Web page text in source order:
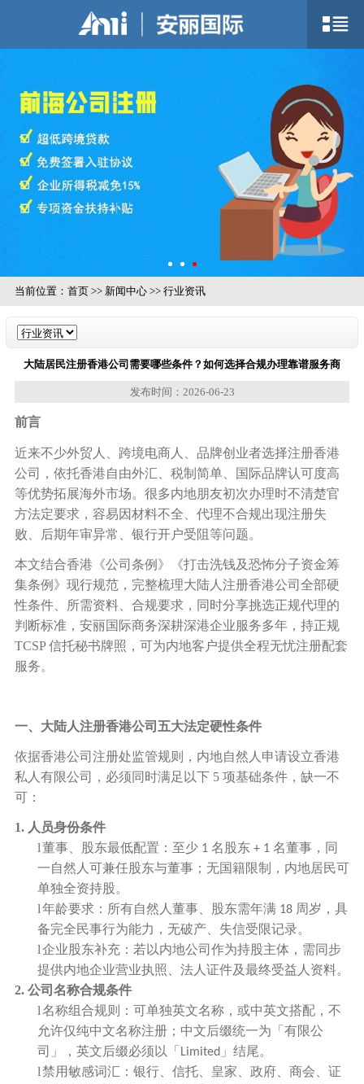
当前位置： 首页>> 新闻中心>> 行业资讯
大陆居民注册香港公司需要哪些条件？如何选择合规办理靠谱服务商
发布时间：2026-06-23
前言
近来不少外贸 人 、跨境电商人
、品牌创业者选择注册香港
公司，依托香港自由外汇、税制简单、国际品牌认可度高
等优势拓展海外市场。很多内地朋友初次办理时不清楚官
方法定要求，容易因材料不全、代理不合规出现注册失
败、后期年审异常、银行开户受阻等问题。
本文结合香港《公司条例》《打击洗钱及恐怖分子资金筹
集条例》现行规范，完整梳理大陆人注册香港公司全部硬
性条件、所需资料、合规要求，同时分享挑选正规代理的
判断标准，安丽国际商务深耕深港企业服务多年，持正规
TCSP 信托秘书牌照，可为内地客户提供全程无忧注册配套
服务。
一、大陆人注册香港公司五大法定硬性条件
依据香港公司注册处监管规则，内地自然人申请设立香港
私人有限公司，必须同时满足以下5 项基础条件，缺一不
可：
1. 人员身份条件
l董事、股东最低配置：至少1 名股东 + 1 名董事，同
一自然人可兼任股东与董事；无国籍限制，内地居民可
单独全资持股。
l年龄要求：所有自然人董事、股东需年满18 周岁，具
备完全民事行为能力，无破产、失信受限记录。
l企业股东补充：若以内地公司作为持股主体，需同步
提供内地企业营业执照、法人证件及最终受益人资料。
2. 公司名称合规条件
l名称组合规则：可单独英文名称，或中英文搭配，不
允许仅纯中文名称注册；中文后缀统一为「有限公
司」，英文后缀必须以「 Limited」结尾。
l禁用敏感词汇：银行、信托、皇家、政府、商会、证